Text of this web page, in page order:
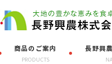
商品のご案内
PRODUCTS
長野興